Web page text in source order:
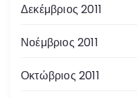
Δεκέμβριος 2011
Νοέμβριος 2011
Οκτώβριος 2011